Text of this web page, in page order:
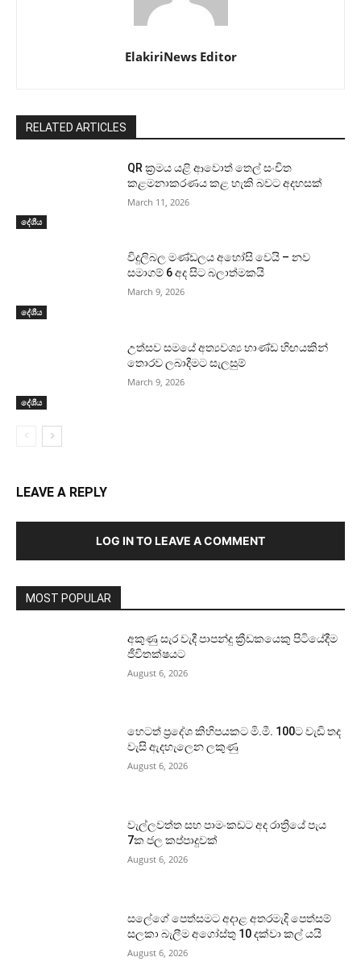
ElakiriNews Editor
RELATED ARTICLES
දේශීය
QR ක්‍රමය යළි ආවොත් තෙල් සංචිත
කළමනාකරණය කළ හැකි බවට අදහසක්
March 11, 2026
දේශීය
විදුලිබල මණ්ඩලය අහෝසි වෙයි – නව
සමාගම් 6 අද සිට බලාත්මකයි
March 9, 2026
දේශීය
උත්සව සමයේ අත්‍යවශ්‍ය භාණ්ඩ හිඟයකින්
තොරව ලබාදීමට සැලසුම්
March 9, 2026
LEAVE A REPLY
LOG IN TO LEAVE A COMMENT
MOST POPULAR
අකුණු සැර වැදී පාපන්දු ක්‍රීඩකයෙකු පිටියේදීම
ජීවිතක්ෂයට
August 6, 2026
හෙටත් ප්‍රදේශ කිහිපයකට මි.මී. 100ට වැඩි තද
වැසි ඇදහැලෙන ලකුණු
August 6, 2026
වැල්ලවත්ත සහ පාමංකඩට අද රාත්‍රියේ පැය
7ක ජල කප්පාදුවක්
August 6, 2026
සලේගේ පෙත්සමට අදාළ අතරමැදි පෙත්සම්
සලකා බැලීම අගෝස්තු 10 දක්වා කල් යයි
August 6, 2026